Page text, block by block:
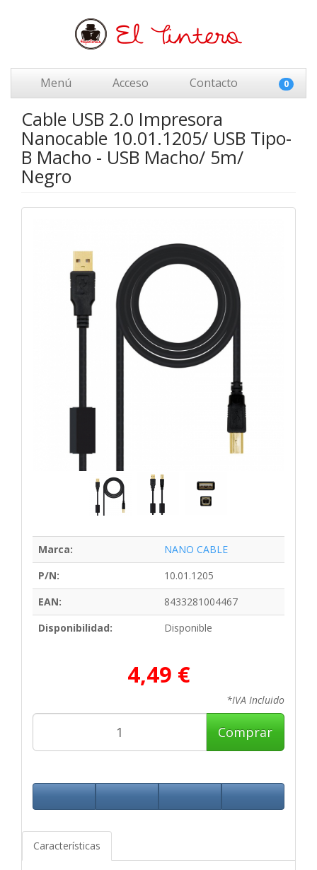
Menú Acceso Contacto 0
Cable USB 2.0 Impresora
Nanocable 10.01.1205/ USB Tipo-
B Macho - USB Macho/ 5m/
Negro
Marca:
NANO CABLE
P/N:
10.01.1205
EAN:
8433281004467
Disponibilidad:
Disponible
4,49 €
*IVA Incluido
Comprar
Características